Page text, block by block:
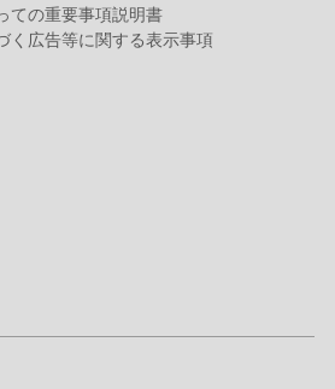
ての重要事項説明書
く広告等に関する表示事項